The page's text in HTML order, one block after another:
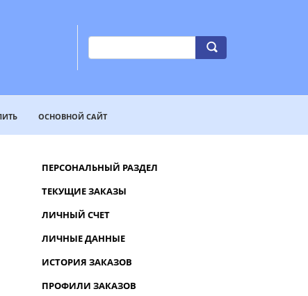
ОСНОВНОЙ САЙТ
ПЕРСОНАЛЬНЫЙ РАЗДЕЛ
ТЕКУЩИЕ ЗАКАЗЫ
ЛИЧНЫЙ СЧЕТ
ЛИЧНЫЕ ДАННЫЕ
ИСТОРИЯ ЗАКАЗОВ
ПРОФИЛИ ЗАКАЗОВ